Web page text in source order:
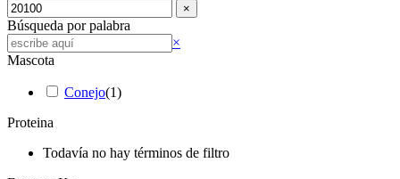
×
Búsqueda por palabra
Buscar
×
Mascota
Conejo(1)
Proteina
Todavía no hay términos de filtro